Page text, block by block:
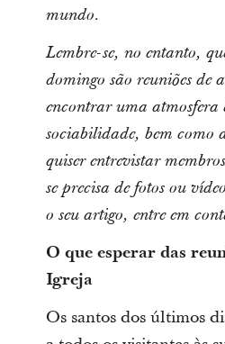
mundo.
Lembre-se, no entanto,
domingo são reuniões de
encontrar uma atmosfera
sociabilidade, bem como
quiser entrevistar
se precisa de fotos ou
o seu artigo, entre em
O que esperar das
Igreja
Os santos dos últimos